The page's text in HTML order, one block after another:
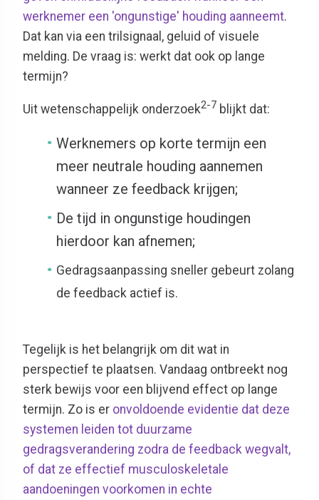
werknemer een 'ongunstige' houding aanneemt.
Dat kan via een trilsignaal, geluid of visuele
melding. De vraag is: werkt dat ook op lange
termijn?
Uit wetenschappelijk onderzoek2-7 blijkt dat:
Werknemers op korte termijn een
meer neutrale houding aannemen
wanneer ze feedback krijgen;
De tijd in ongunstige houdingen
hierdoor kan afnemen;
Gedragsaanpassing sneller gebeurt zolang
de feedback actief is.
Tegelijk is het belangrijk om dit wat in
perspectief te plaatsen. Vandaag ontbreekt nog
sterk bewijs voor een blijvend effect op lange
termijn. Zo is er onvoldoende evidentie dat deze
systemen leiden tot duurzame
gedragsverandering zodra de feedback wegvalt,
of dat ze effectief musculoskeletale
aandoeningen voorkomen in echte